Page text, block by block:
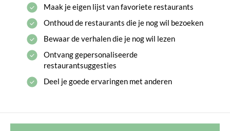
Maak je eigen lijst van favoriete restaurants
Onthoud de restaurants die je nog wil bezoeken
Bewaar de verhalen die je nog wil lezen
Ontvang gepersonaliseerde
restaurantsuggesties
Deel je goede ervaringen met anderen